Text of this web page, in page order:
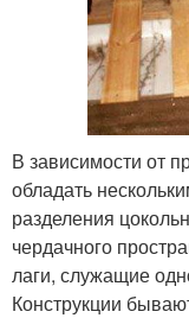
В зависимости от
обладать
разделения
чердачного
лаги, служащие
Конструкции